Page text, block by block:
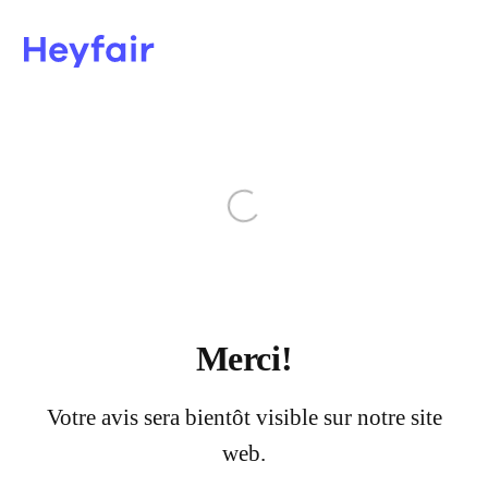
Merci!
Votre avis sera bientôt visible sur notre site
web.